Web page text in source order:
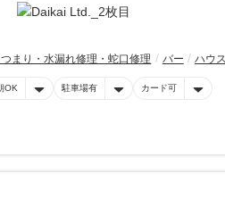
つまり・水漏れ修理・蛇口修理 バー ハウ
OK 駐車場有 カード可